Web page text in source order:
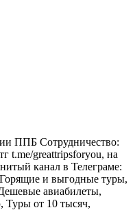
ППБ Сотрудничество:
t.me/greattripsforyou, на
канал в Телеграме:
и выгодные туры,
авиабилеты,
Туры от 10 тысяч,